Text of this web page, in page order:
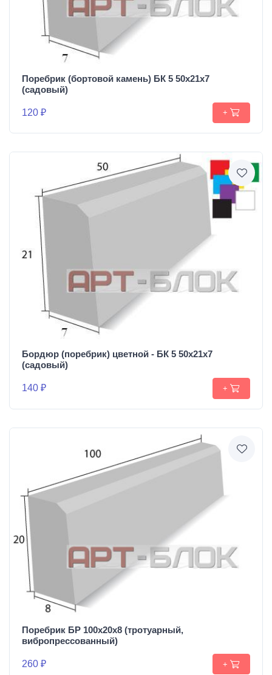
Поребрик (бортовой камень) БК 5 50х21х7
(садовый)
120 ₽ +
Бордюр (поребрик) цветной - БК 5 50х21х7
(садовый)
140 ₽ +
Поребрик БР 100х20х8 (тротуарный,
вибропрессованный)
260 ₽ +